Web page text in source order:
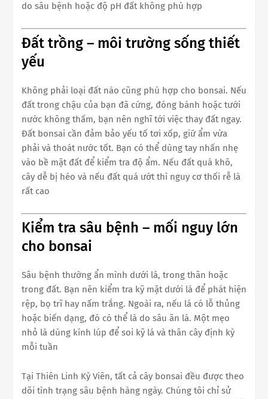
do sâu bệnh hoặc độ pH đất không phù hợp
Đất trồng – môi trường sống thiết
yếu
Không phải loại đất nào cũng phù hợp cho bonsai. Nếu
đất trong chậu của bạn đã cứng, đóng bánh hoặc tưới
nước không thấm, bạn nên nghĩ tới việc thay đất ngay.
Đất bonsai cần đảm bảo yếu tố tơi xốp, giữ ẩm vừa
phải và thoát nước tốt. Bạn có thể dùng tay nhấn nhẹ
vào bề mặt đất để kiểm tra độ ẩm. Nếu đất quá khô,
cây dễ bị héo và nếu đất quá ướt thì nguy cơ thối rễ là
rất cao
Kiểm tra sâu bệnh – mối nguy lớn
cho bonsai
Sâu bệnh thường ẩn mình dưới lá, trong thân hoặc
trong đất. Bạn nên kiểm tra kỹ mặt dưới lá để phát hiện
rệp, bọ trĩ hay nấm trắng. Ngoài ra, nếu lá có lỗ thủng
hoặc biến dạng, đó có thể là do sâu ăn lá. Một mẹo
nhỏ là dùng kính lúp để soi kỹ lá và thân cây định kỳ
mỗi tuần
Tại Thiên Linh Kỳ Viên, tất cả cây bonsai đều được theo
dõi tình trạng sâu bệnh hàng ngày. Chúng tôi chỉ sử